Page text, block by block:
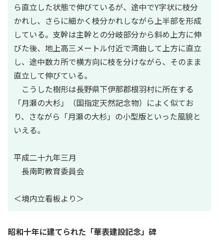
ら直立した状態で伸びているが、途中でY字状に枝分
かれし、さらに細かく枝分かれしながら上半部を形成
している。支幹は主幹との分岐部分から斜め上方に伸
びた後、地上高三メートル付近で湾曲して上方に直立
し、途中数カ所で横方向に枝を分けながら、そのまま
直立して伸びている。
こうした樹形は長野県下伊那郡根羽村に所在する
「月瀬の大杉」（国指定天然記念物）によく似てお
り、さながら「月瀬の大杉」の小型版といった風貌と
いえる。
平成二十九年三月
長南町教育委員会
＜境内立看板より＞
昭和十年に建てられた「華表建設記念」碑